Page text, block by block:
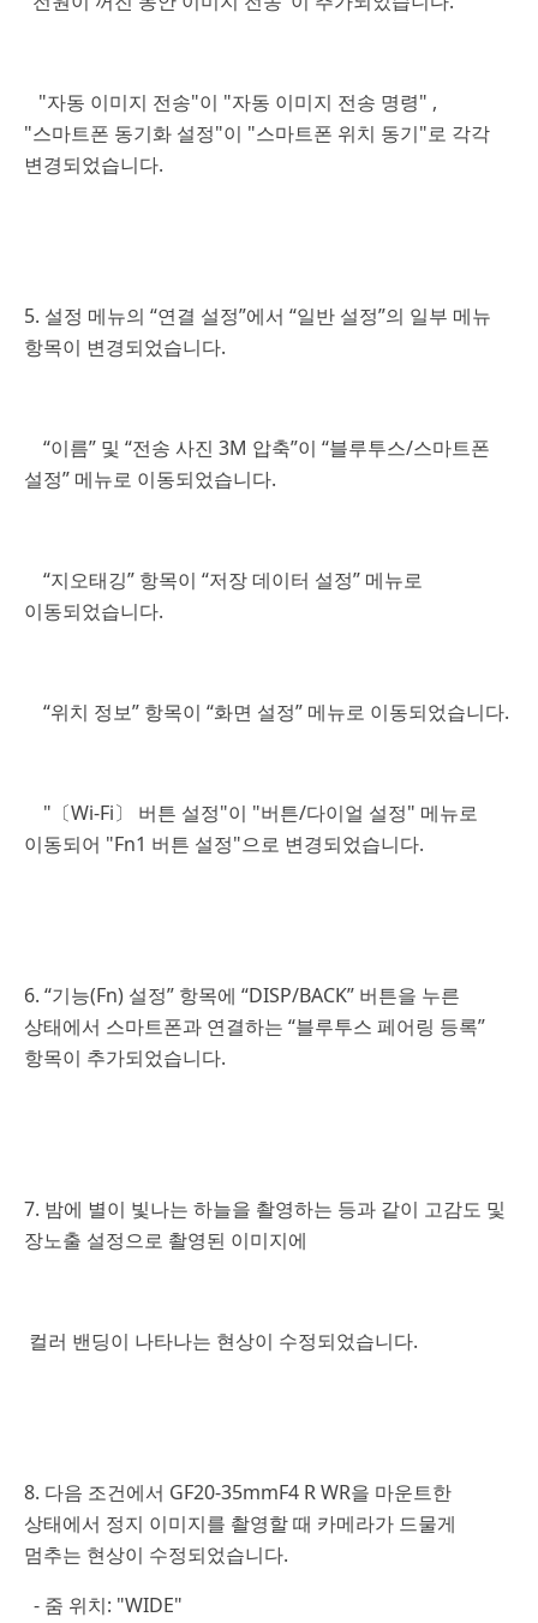
"자동 이미지 전송"이 "자동 이미지 전송 명령" ,
"스마트폰 동기화 설정"이 "스마트폰 위치 동기"로 각각
변경되었습니다.
5. 설정 메뉴의 “연결 설정”에서 “일반 설정”의 일부 메뉴
항목이 변경되었습니다.
“이름” 및 “전송 사진 3M 압축”이 “블루투스/스마트폰
설정” 메뉴로 이동되었습니다.
“지오태깅” 항목이 “저장 데이터 설정” 메뉴로
이동되었습니다.
“위치 정보” 항목이 “화면 설정” 메뉴로 이동되었습니다.
"〔Wi-Fi〕 버튼 설정"이 "버튼/다이얼 설정" 메뉴로
이동되어 "Fn1 버튼 설정"으로 변경되었습니다.
6. “기능(Fn) 설정” 항목에 “DISP/BACK” 버튼을 누른
상태에서 스마트폰과 연결하는 “블루투스 페어링 등록”
항목이 추가되었습니다.
7. 밤에 별이 빛나는 하늘을 촬영하는 등과 같이 고감도 및
장노출 설정으로 촬영된 이미지에
컬러 밴딩이 나타나는 현상이 수정되었습니다.
8. 다음 조건에서 GF20-35mmF4 R WR을 마운트한
상태에서 정지 이미지를 촬영할 때 카메라가 드물게
멈추는 현상이 수정되었습니다.
- 줌 위치: "WIDE"